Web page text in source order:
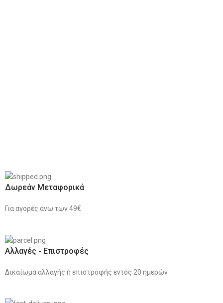
Δωρεάν Μεταφορικά
Για αγορές άνω των 49€
Αλλαγές - Επιστροφές
Δικαίωμα αλλαγής ή επιστροφής εντός 20 ημερών